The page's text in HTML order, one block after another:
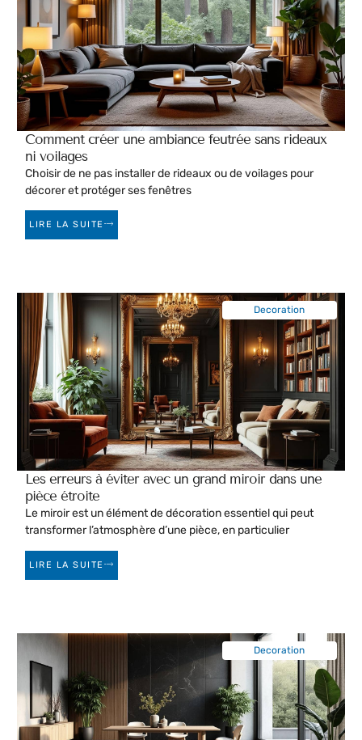
Comment créer une ambiance feutrée sans rideaux
ni voilages
Choisir de ne pas installer de rideaux ou de voilages pour
décorer et protéger ses fenêtres
LIRE LA SUITE
Les erreurs à éviter avec un grand miroir dans une
pièce étroite
Le miroir est un élément de décoration essentiel qui peut
transformer l’atmosphère d’une pièce, en particulier
LIRE LA SUITE
Decoration
Decoration